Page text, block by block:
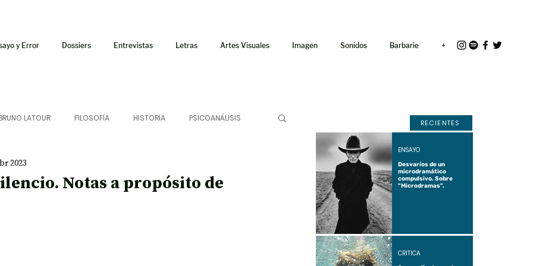
y Error Dossiers Entrevistas Letras Artes Visuales Imagen Sonidos Barbarie +
LATOUR FILOSOFÍA HISTORIA PSICOANÁLISIS
Notas a propósito de
2023
RECIENTES
Desvaríos de un
microdramático
compulsivo. Sobre
"Microdramas".
ENSAYO
CRÍTICA